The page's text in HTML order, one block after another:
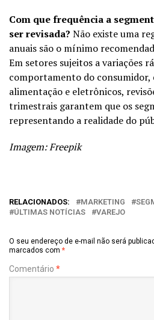
Com que frequência a
ser revisada? Não existe uma
anuais são o mínimo
Em setores sujeitos a variações
comportamento do consumidor,
alimentação e eletrônicos,
trimestrais garantem que os
representando a realidade do
Imagem: Freepik
RELACIONADOS: MARKETING
ÚLTIMAS NOTÍCIAS
VAREJO
O seu endereço de e-mail não será
marcados com *
Comentário *